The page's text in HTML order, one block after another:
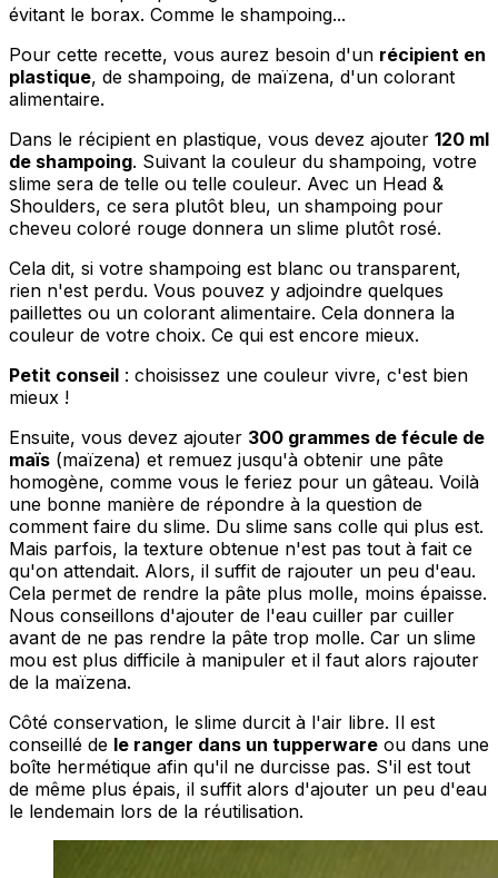
évitant le borax. Comme le shampoing...
Pour cette recette, vous aurez besoin d'un récipient en
plastique, de shampoing, de maïzena, d'un colorant
alimentaire.
Dans le récipient en plastique, vous devez ajouter 120 ml
de shampoing. Suivant la couleur du shampoing, votre
slime sera de telle ou telle couleur. Avec un Head &
Shoulders, ce sera plutôt bleu, un shampoing pour
cheveu coloré rouge donnera un slime plutôt rosé.
Cela dit, si votre shampoing est blanc ou transparent,
rien n'est perdu. Vous pouvez y adjoindre quelques
paillettes ou un colorant alimentaire. Cela donnera la
couleur de votre choix. Ce qui est encore mieux.
Petit conseil : choisissez une couleur vivre, c'est bien
mieux !
Ensuite, vous devez ajouter 300 grammes de fécule de
maïs (maïzena) et remuez jusqu'à obtenir une pâte
homogène, comme vous le feriez pour un gâteau. Voilà
une bonne manière de répondre à la question de
comment faire du slime. Du slime sans colle qui plus est.
Mais parfois, la texture obtenue n'est pas tout à fait ce
qu'on attendait. Alors, il suffit de rajouter un peu d'eau.
Cela permet de rendre la pâte plus molle, moins épaisse.
Nous conseillons d'ajouter de l'eau cuiller par cuiller
avant de ne pas rendre la pâte trop molle. Car un slime
mou est plus difficile à manipuler et il faut alors rajouter
de la maïzena.
Côté conservation, le slime durcit à l'air libre. Il est
conseillé de le ranger dans un tupperware ou dans une
boîte hermétique afin qu'il ne durcisse pas. S'il est tout
de même plus épais, il suffit alors d'ajouter un peu d'eau
le lendemain lors de la réutilisation.